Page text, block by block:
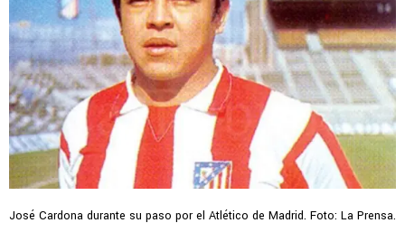
José Cardona durante su paso por el Atlético de Madrid. Foto: La Prensa.